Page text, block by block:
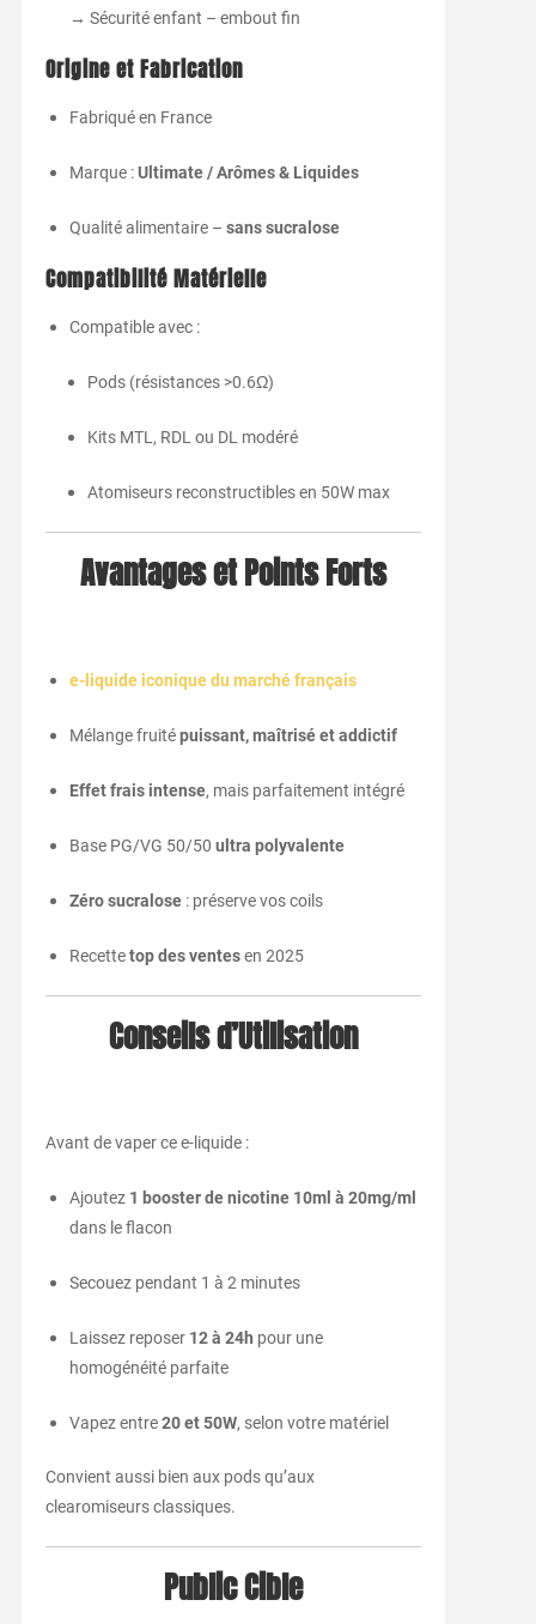
→ Sécurité enfant – embout fin
Origine et Fabrication
Fabriqué en France
Marque :Ultimate / Arômes & Liquides
Qualité alimentaire – sans sucralose
Compatibilité Matérielle
Compatible avec :
Pods (résistances >0.6Ω)
Kits MTL, RDL ou DL modéré
Atomiseurs reconstructibles en 50W max
Avantages et Points Forts
e-liquide iconique du marché français
Mélange fruitépuissant, maîtrisé et addictif
Effet frais intense, mais parfaitement intégré
Base PG/VG 50/50 ultra polyvalente
Zéro sucralose: préserve vos coils
Recettetop des ventesen 2025
Conseils d’Utilisation
Avant de vaper ce e-liquide :
Ajoutez 1 booster de nicotine 10ml à 20mg/ml
dans le flacon
Secouez pendant 1 à 2 minutes
Laissez reposer 12 à 24h pour une
homogénéité parfaite
Vapez entre20 et 50W, selon votre matériel
Convient aussi bien aux pods qu’aux
clearomiseurs classiques.
Public Cible